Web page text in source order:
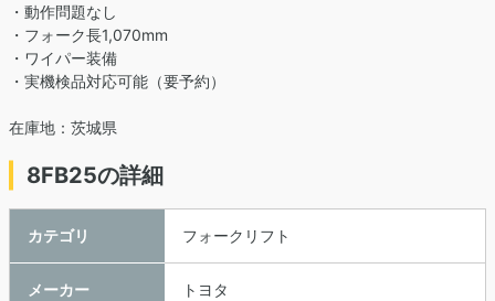
・動作問題なし
・フォーク長1,070mm
・ワイパー装備
・実機検品対応可能（要予約）
在庫地：茨城県
8FB25の詳細
カテゴリ フォークリフト
メーカー トヨタ